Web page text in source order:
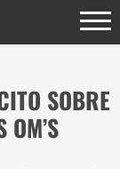
SOBRE
OM’S